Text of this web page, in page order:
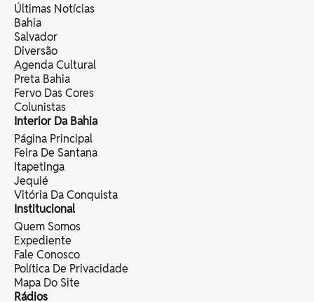
Últimas Notícias
Bahia
Salvador
Diversão
Agenda Cultural
Preta Bahia
Fervo Das Cores
Colunistas
Interior Da Bahia
Página Principal
Feira De Santana
Itapetinga
Jequié
Vitória Da Conquista
Institucional
Quem Somos
Expediente
Fale Conosco
Política De Privacidade
Mapa Do Site
Rádios